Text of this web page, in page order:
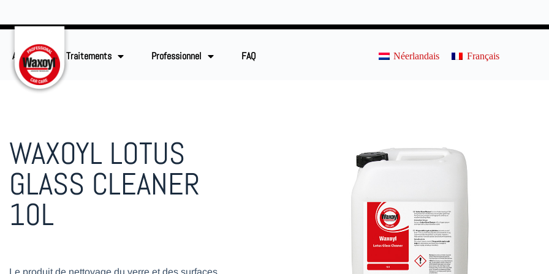
Accueil Traitements Professionnel FAQ Néerlandais Français
WAXOYL LOTUS
GLASS CLEANER
10L
Le produit de nettoyage du verre et des surfaces